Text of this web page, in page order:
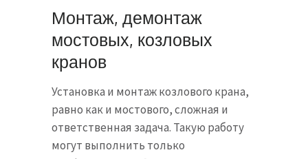
Монтаж, демонтаж
мостовых, козловых
кранов
Установка и монтаж козлового крана,
равно как и мостового, сложная и
ответственная задача. Такую работу
могут выполнить только